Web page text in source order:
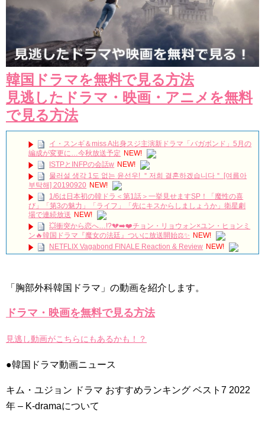
韓国ドラマを無料で見る方法
見逃したドラマ・映画・アニメを無料
で見る方法
イ・スンギ＆miss A出身スジ主演新ドラマ「バガボンド」5月の
編成が変更に…今秋放送予定 NEW!
ISTPとINFPの会話w NEW!
물러설 생각 1도 없는 윤선우! ＂저희 결혼하겠습니다＂ [여름아
부탁해] 20190920 NEW!
1/6は日本初の韓ドラ＜第1話＞一挙見せますSP！「魔性の喜
び」「第3の魅力」「ライフ」「先にキスからしましょうか」衛星劇
場で連続放送 NEW!
💥衝突から恋へ…!?💔➡️❤️チョン・リョウォン×ユン・ヒョンミ
ン🔥韓国ドラマ『魔女の法廷』ついに放送開始⚖️✨ NEW!
NETFLIX Vagabond FINALE Reaction & Review NEW!
메이킹 괴짜 판사들의 실종된 정의 찾기 프로젝트! ‘이판사판’ 대
アルハンブラ宮殿の思い出 パワータッチ
🎬 최진혁 | 뮤지컬 그날들 트레일러 | 260609~260823 | #최진혁
최진혁아카이브 NEW!
BSJapanext NEW!
ジ」の撮影に復帰へ NEW!
ダ）」の意味・使い方について
「胸部外科韓国ドラマ」の動画を紹介します。
ドラマ・映画を無料で見る方法
見逃し動画がこちらにもあるかも！？
●韓国ドラマ動画ニュース
キム・ユジョン ドラマ おすすめランキング ベスト7 2022
年 – K-dramaについて